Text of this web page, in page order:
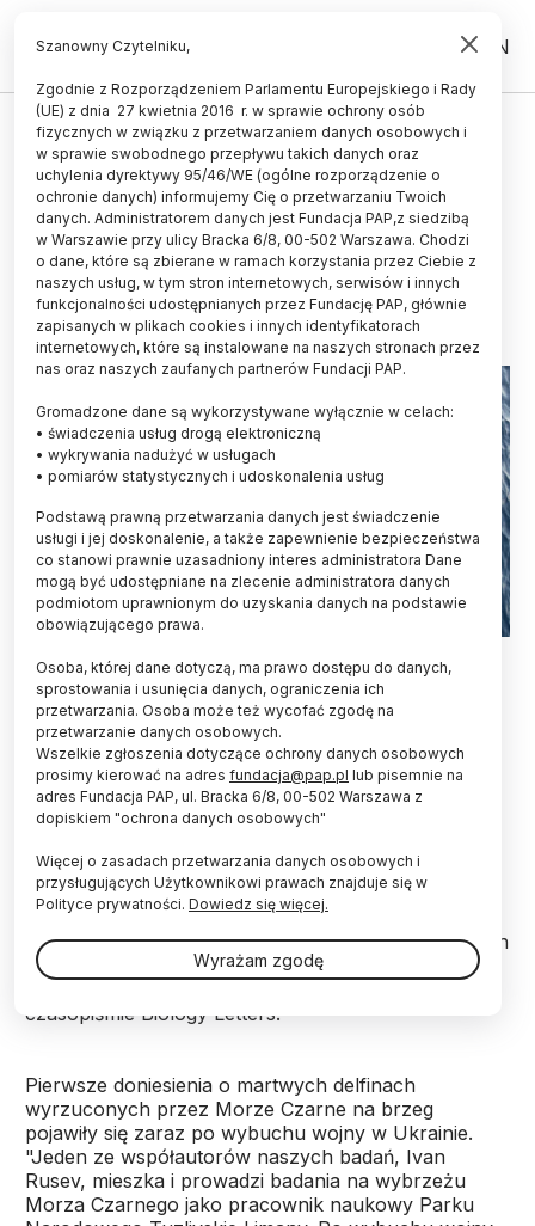
PL EN
ŻYCIE
Naukowcy z UR: delfinom z Morza
Czarnego grozi wyginięcie; to
skutek wojny w Ukrainie
12.04.2023
aktualizacja: 12.04.2023
4 minuty czytania
Read the English version of this article
Delfiny i morświny z Morza Czarnego to kolejne
ofiary wojny w Ukrainie. Szacujemy, że tylko w
ciągu trzech miesięcy zginęło pomiędzy 37 a 48
tys. tych morskich ssaków, wyniki naszych badań
są porażające – powiedziała PAP dr hab. Ewa
Węgrzyn, profesor Uniwersytetu Rzeszowskiego.
Naukowcy z Uniwersytetu Rzeszowskiego i Ukrainy
mają dowody na to, że delfinom z Morza Czarnego
grozi wyginięcie. Powodem jest działalność rosyjskich
okrętów wojennych. Wyniki ich badań właśnie
czasopiśmie Biology Letters.
Pierwsze doniesienia o martwych delfinach
wyrzuconych przez Morze Czarne na brzeg
pojawiły się zaraz po wybuchu wojny w Ukrainie.
"Jeden ze współautorów naszych badań, Ivan
Rusev, mieszka i prowadzi badania na wybrzeżu
Morza Czarnego jako pracownik naukowy Parku
Szanowny Czytelniku,
Zgodnie z Rozporządzeniem Parlamentu Europejskiego i Rady
(UE) z dnia 27 kwietnia 2016 r. w sprawie ochrony osób
fizycznych w związku z przetwarzaniem danych osobowych i
w sprawie swobodnego przepływu takich danych oraz
uchylenia dyrektywy 95/46/WE (ogólne rozporządzenie o
ochronie danych) informujemy Cię o przetwarzaniu Twoich
danych. Administratorem danych jest Fundacja PAP,z siedzibą
w Warszawie przy ulicy Bracka 6/8, 00-502 Warszawa. Chodzi
o dane, które są zbierane w ramach korzystania przez Ciebie z
naszych usług, w tym stron internetowych, serwisów i innych
funkcjonalności udostępnianych przez Fundację PAP, głównie
zapisanych w plikach cookies i innych identyfikatorach
internetowych, które są instalowane na naszych stronach przez
nas oraz naszych zaufanych partnerów Fundacji PAP.
Gromadzone dane są wykorzystywane wyłącznie w celach:
• świadczenia usług drogą elektroniczną
• wykrywania nadużyć w usługach
• pomiarów statystycznych i udoskonalenia usług
Podstawą prawną przetwarzania danych jest świadczenie
usługi i jej doskonalenie, a także zapewnienie bezpieczeństwa
co stanowi prawnie uzasadniony interes administratora Dane
mogą być udostępniane na zlecenie administratora danych
podmiotom uprawnionym do uzyskania danych na podstawie
obowiązującego prawa.
Osoba, której dane dotyczą, ma prawo dostępu do danych,
sprostowania i usunięcia danych, ograniczenia ich
przetwarzania. Osoba może też wycofać zgodę na
przetwarzanie danych osobowych.
Wszelkie zgłoszenia dotyczące ochrony danych osobowych
prosimy kierować na adres fundacja@pap.pl lub pisemnie na
adres Fundacja PAP, ul. Bracka 6/8, 00-502 Warszawa z
dopiskiem "ochrona danych osobowych"
Więcej o zasadach przetwarzania danych osobowych i
przysługujących Użytkownikowi prawach znajduje się w
Polityce prywatności. Dowiedz się więcej.
Wyrażam zgodę